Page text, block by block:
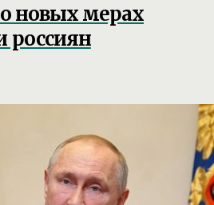
новых мерах
россиян